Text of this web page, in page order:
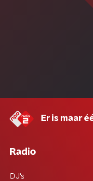
Er is maar
Radio
DJ’s